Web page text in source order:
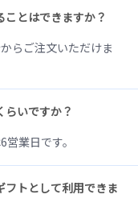
とはできますか？
らご注文いただけま
いですか？
業日です。
トとして利用できま